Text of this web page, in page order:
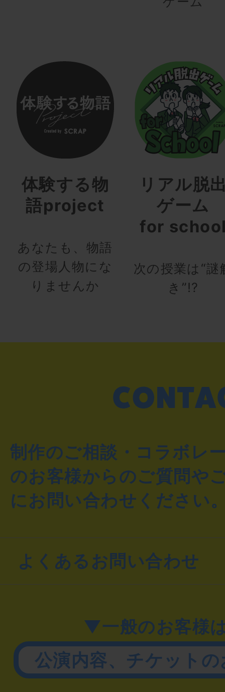
体験する物
語project
あなたも、物語
の登場人物にな
りませんか
リアル脱
ゲーム
for
次の授業は“謎
き”!?
制作のご相談・コラボレ
のお客様からのご質問や
にお問い合わせください
よくあるお問い合わせ
▼一般のお客様
公演内容、チケット